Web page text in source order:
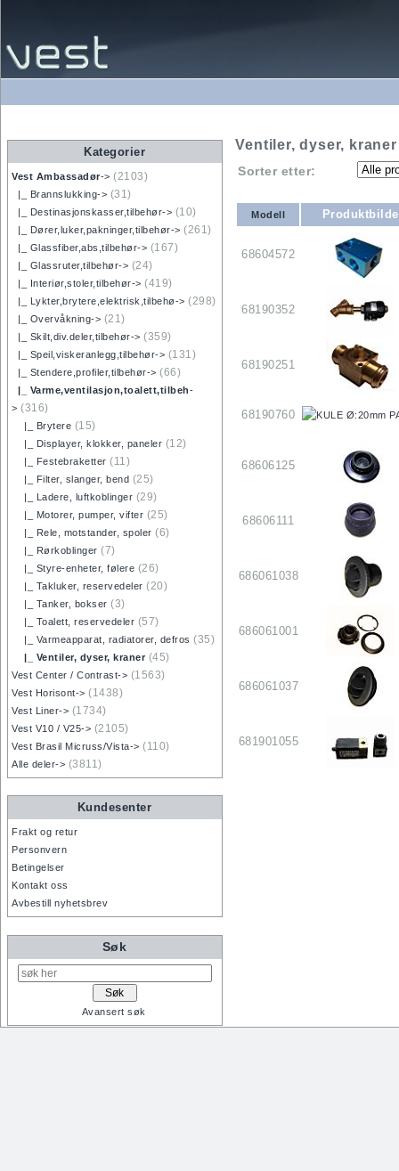
Kategorier
Vest Ambassadør-> (2103)
|_ Brannslukking-> (31)
|_ Destinasjonskasser,tilbehør-> (10)
|_ Dører,luker,pakninger,tilbehør-> (261)
|_ Glassfiber,abs,tilbehør-> (167)
|_ Glassruter,tilbehør-> (24)
|_ Interiør,stoler,tilbehør-> (419)
|_ Lykter,brytere,elektrisk,tilbehø-> (298)
|_ Overvåkning-> (21)
|_ Skilt,div.deler,tilbehør-> (359)
|_ Speil,viskeranlegg,tilbehør-> (131)
|_ Stendere,profiler,tilbehør-> (66)
|_ Varme,ventilasjon,toalett,tilbeh-
> (316)
|_ Brytere (15)
|_ Displayer, klokker, paneler (12)
|_ Festebraketter (11)
|_ Filter, slanger, bend (25)
|_ Ladere, luftkoblinger (29)
|_ Motorer, pumper, vifter (25)
|_ Rele, motstander, spoler (6)
|_ Rørkoblinger (7)
|_ Styre-enheter, følere (26)
|_ Takluker, reservedeler (20)
|_ Tanker, bokser (3)
|_ Toalett, reservedeler (57)
|_ Varmeapparat, radiatorer, defros (35)
|_ Ventiler, dyser, kraner (45)
Vest Center / Contrast-> (1563)
Vest Horisont-> (1438)
Vest Liner-> (1734)
Vest V10 / V25-> (2105)
Vest Brasil Micruss/Vista-> (110)
Alle deler-> (3811)
Kundesenter
Frakt og retur
Personvern
Betingelser
Kontakt oss
Avbestill nyhetsbrev
Søk
Avansert søk
Ventiler, dyser, kraner
Sorter etter:
Modell Produktbilde
68604572
68190352
68190251
68190760
68606125
68606111
686061038
686061001
686061037
681901055